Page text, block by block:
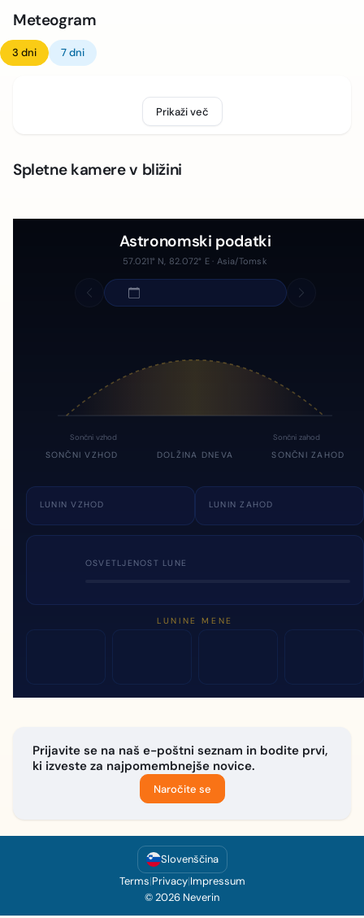
Meteogram
3 dni 7 dni
Prikaži več
Spletne kamere v bližini
Astronomski podatki
57.0211° N, 82.072° E · Asia/Tomsk
Sončni vzhod Sončni zahod
SONČNI VZHOD DOLŽINA DNEVA SONČNI ZAHOD
LUNIN VZHOD LUNIN ZAHOD
OSVETLJENOST LUNE
LUNINE MENE
Prijavite se na naš e-poštni seznam in bodite prvi,
ki izveste za najpomembnejše novice.
Naročite se
Slovenščina
Terms|Privacy|Impressum
© 2026 Neverin